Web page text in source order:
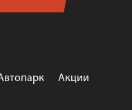
Акции